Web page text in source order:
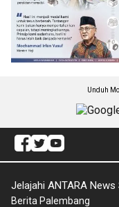
Unduh
Jelajahi ANTARA News
Berita Palembang